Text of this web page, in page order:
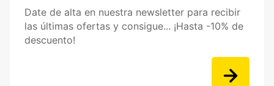
Date de alta en nuestra newsletter para recibir
las últimas ofertas y consigue... ¡Hasta -10% de
descuento!